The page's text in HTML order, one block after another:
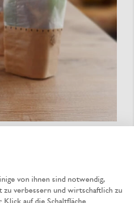
auch Caterer und viele
von ihnen sind notwendig,
zu verbessern und wirtschaftlich zu
auf die Schaltfläche